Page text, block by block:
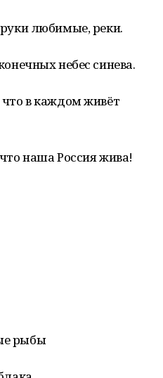
любимые, реки.
небес синева.
в каждом живёт
наша Россия жива!
рыбы